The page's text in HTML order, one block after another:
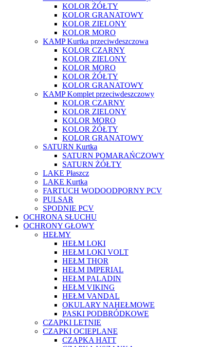
KOLOR ŻÓŁTY
KOLOR GRANATOWY
KOLOR ZIELONY
KOLOR MORO
KAMP Kurtka przeciwdeszczowa
KOLOR CZARNY
KOLOR ZIELONY
KOLOR MORO
KOLOR ŻÓŁTY
KOLOR GRANATOWY
KAMP Komplet przeciwdeszczowy
KOLOR CZARNY
KOLOR ZIELONY
KOLOR MORO
KOLOR ŻÓŁTY
KOLOR GRANATOWY
SATURN Kurtka
SATURN POMARAŃCZOWY
SATURN ŻÓŁTY
LAKE Płaszcz
LAKE Kurtka
FARTUCH WODOODPORNY PCV
PULSAR
SPODNIE PCV
OCHRONA SŁUCHU
OCHRONY GŁOWY
HEŁMY
HEŁM LOKI
HEŁM LOKI VOLT
HEŁM THOR
HEŁM IMPERIAL
HEŁM PALADIN
HEŁM VIKING
HEŁM VANDAL
OKULARY NAHEŁMOWE
PASKI PODBRÓDKOWE
CZAPKI LETNIE
CZAPKI OCIEPLANE
CZAPKA HATT